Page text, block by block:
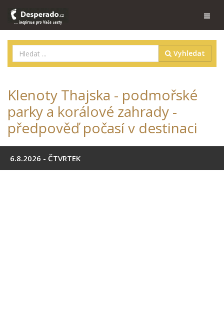
Vyhledat
Klenoty Thajska - podmořské
parky a korálové zahrady -
předpověď počasí v destinaci
6.8.2026 - ČTVRTEK